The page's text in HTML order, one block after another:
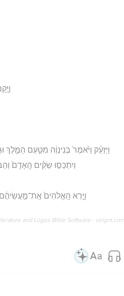
וַיַּזְעֵ֗ק וַיֹּ֙אמֶר֙ בְּנִֽינְוֵ֔ה מִטַּ֧עַם הַמֶּ֛לֶךְ
וְיִתְכַּסּ֣וּ שַׂקִּ֗ים הָֽאָדָם֙
וַיַּ֤רְא הָֽאֱלֹהִים֙
and Logos Bible Software - sblgnt.com